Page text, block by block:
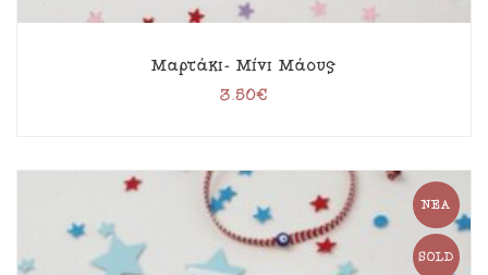
Μαρτάκι- Μίνι Μάους
3.50€
ΝΈΑ
SOLD